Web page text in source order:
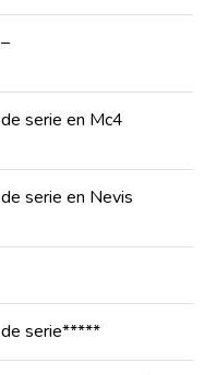
–
de serie en Mc4
de serie en Nevis
de serie*****